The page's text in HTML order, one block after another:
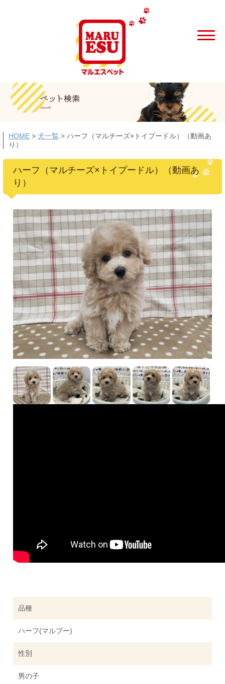
HOME> 犬一覧 > ハーフ（マルチーズ×トイプードル）（動画あ
り）
ハーフ（マルチーズ×トイプードル）（動画あ
り）
品種
ハーフ(マルプー)
性別
男の子